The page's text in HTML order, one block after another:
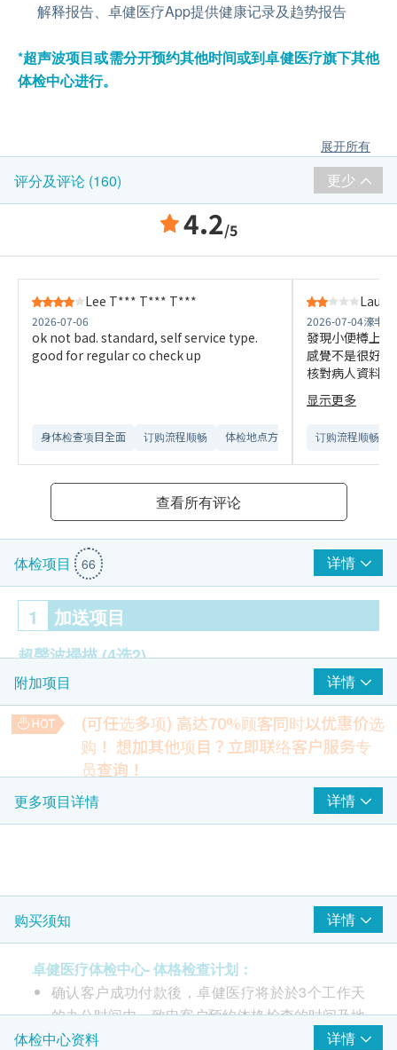
解释报告、卓健医疗App提供健康记录及趋势报告
*超声波项目或需分开预约其他时间或到卓健医疗旗下其他
体检中心进行。
展开所有
评分及评论 (160) 更少
4.2/5
Lee T*** T*** T***
2026-07-06
ok not bad. standard, self service type.
good for regular co check up
身体检查项目全面 订购流程顺畅 体检地点方便
Lau
2026-07-04濠丰
發現小便樽上
感覺不是很好
核對病人資料
資料不正確的
醫療中心。
显示更多
订购流程顺畅
查看所有评论
体检项目 66 详情
1 加送项目
超聲波掃描(4选2)
乳房超声波
甲状腺超声波
上腹超声波(肝｜胆｜肾｜胰｜脾)
前列腺超声波
2 重点项目
大肠癌风险评估
癌胚抗原 (腸)
心脏检查 重点项目
静卧心电图
附加项目 详情
(可任选多项) 高达70%顾客同时以优惠价选
购！ 想加其他项目？立即联络客户服务专
员查询！
大便潜血-免疫化学测试
检测大便中是否有隐血，帮助诊断: 胃肠道出血, 可能与胃溃
疡, 胃癌或大肠癌有关
检查卵巢癌、卵巢囊肿、子宫肌瘤和子宫颈癌的可能性
*此项目或需另约日期到指定中心进行检查
HK$1,173.0
柏氏子官颈涂抹检查
检查有否因感染人类乳头瘤病毒而增加患上子宫颈癌的机会
405.0
更多项目详情 详情
包括超声波4选2 (甲状腺、上腹、乳房、前列腺)、肺
X光平片、视力、听觉测试、癌症指标(肝,肠)、三高
检查、肝及肾功能、痛风、乙型肝炎、静卧心电图、
医生咨询及解释报告、卓健医疗App提供健康记录及
趋势报告
乳癌检测方法
购买须知 详情
卓健医疗体检中心- 体格检查计划：
确认客户成功付款後，卓健医疗将於於3个工作天
的办公时间内，致电客户预约体格检查的时间及地
点，客户亦可以致电 8100 8138 或 Whatsapp
体检中心资料
详情